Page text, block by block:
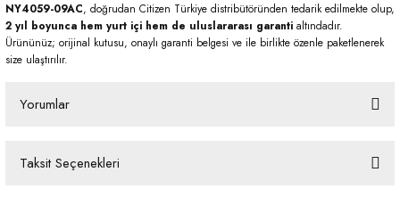
NY4059-09AC, doğrudan Citizen Türkiye distribütöründen tedarik edilmekte olup,
2 yıl boyunca hem yurt içi hem de uluslararası garanti altındadır.
Ürününüz; orijinal kutusu, onaylı garanti belgesi ve ile birlikte özenle paketlenerek
size ulaştırılır.
Yorumlar
Taksit Seçenekleri